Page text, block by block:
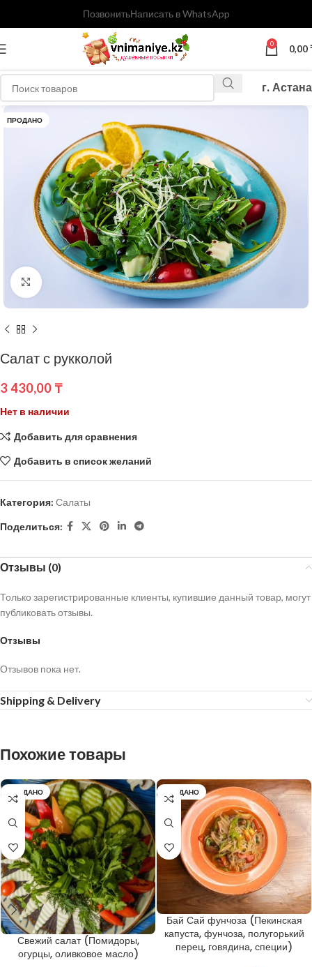
ПозвонитьНаписать в WhatsApp
0 0,00
г. Астана
ПРОДАНО
Нажмите, чтобы увеличить
Салат с рукколой
3 430,00 ₸
Нет в наличии
Добавить для сравнения
Добавить в список желаний
Категория: Салаты
Поделиться:
Отзывы (0)
Отзывы
Отзывов пока нет.
Только зарегистрированные клиенты, купившие данный товар, могут
публиковать отзывы.
Shipping & Delivery
Похожие товары
ПРОДАНО
Свежий салат (Помидоры,
огурцы, оливковое масло)
ПРОДАНО
Бай Сай фунчоза (Пекинская
капуста, фунчоза, полугорький
перец, говядина, специи)